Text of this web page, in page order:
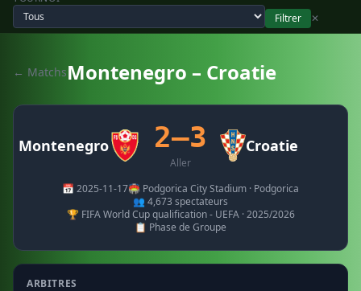
Filtrer
✕
← MatchsMontenegro – Croatie
Montenegro 2–3
Aller
Croatie
📅 2025-11-17🏟️ Podgorica City Stadium · Podgorica
👥 4,673 spectateurs
🏆 FIFA World Cup qualification - UEFA · 2025/2026
📋 Phase de Groupe
ARBITRES